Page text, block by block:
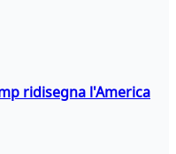
ridisegna l'America